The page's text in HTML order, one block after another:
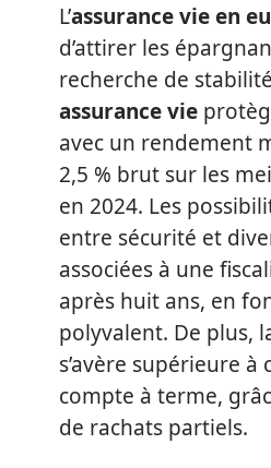
L’assurance vie en
d’attirer les
recherche de
assurance vie
avec un rendement
2,5 % brut sur les
en 2024. Les
entre sécurité et
associées à une
après huit ans, en
polyvalent. De plus,
s’avère supérieure à
compte à terme,
de rachats partiels.